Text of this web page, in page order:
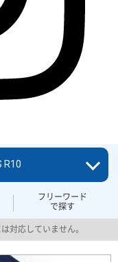
フリーワード
で探す
R10
対応していません。